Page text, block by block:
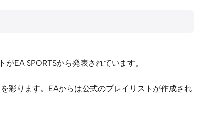
EA SPORTSから発表されています。
彩ります。EAからは公式のプレイリストが作成され